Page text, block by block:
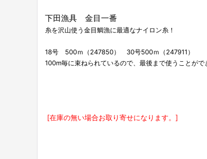
下田漁具 金目一番
糸を沢山使う金目鯛漁に最適なナイロン糸！
18号 500ｍ（247850） 30号500ｍ（247911）
100m毎に束ねられているので、最後まで使うことがで
[在庫の無い場合お取り寄せになります。]